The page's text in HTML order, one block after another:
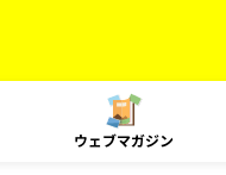
ウェブマガジン